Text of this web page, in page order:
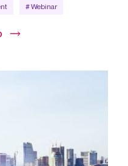
# Webinar